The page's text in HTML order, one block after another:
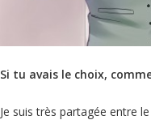
Si tu avais le choix,
Je suis très partagée entre